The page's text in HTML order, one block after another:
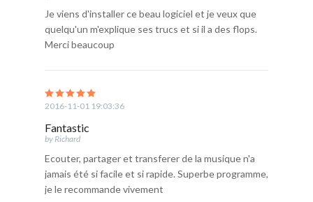
Je viens d'installer ce beau logiciel et je veux que
quelqu'un m'explique ses trucs et si il a des flops.
Merci beaucoup
2016-11-01 19:03:36
Fantastic
by Richard
Ecouter, partager et transferer de la musique n'a
jamais été si facile et si rapide. Superbe programme,
je le recommande vivement